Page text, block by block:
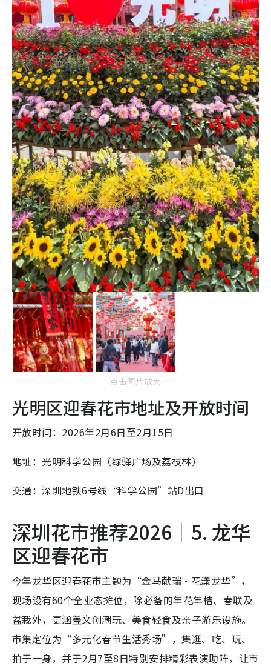
点击图片放大
光明区迎春花市地址及开放时间
开放时间：2026年2月6日至2月15日
地址：光明科学公园（绿驿广场及荔枝林）
交通：深圳地铁6号线“科学公园”站D出口
深圳花市推荐2026｜5. 龙华
区迎春花市
今年龙华区迎春花市主题为“金马献瑞·花漾龙华”，
现场设有60个全业态摊位，除必备的年花年桔、春联及
盆栽外，更涵盖文创潮玩、美食轻食及亲子游乐设施。
市集定位为“多元化春节生活秀场”，集逛、吃、玩、
拍于一身，并于2月7至8日特别安排精彩表演助阵，让市